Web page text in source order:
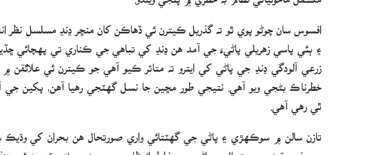
افسوس سان چوڻو پوي ٿو ته گذريل ڪيترن ئي ڏهاڪن کان منڇر ڍنڍ مسلسل
۽ ٻئي پاسي زهريلي پاڻيءَ جي آمد هن ڍنڍ کي تباهي جي ڪناري تي پهچائي
زرعي آلودگي ڍنڍ جي پاڻي کي ايترو ته متاثر ڪيو آهي جو ڪيترن ئي علائقن ۾
خطرناڪ بڻجي ويو آهي. نتيجي طور مڇين جا نسل گهٽجي رهيا آهن، پکين جي
ٿي رهي آهي.
تازن سالن ۾ سوڪهڙي ۽ پاڻي جي گهٽتائي واري صورتحال هن بحران کي وڌيڪ
جي غير يقيني صورتحال ۽ پاڻي جي غلط انتظام سبب منڇر ڍنڍ ڪيترن ئي